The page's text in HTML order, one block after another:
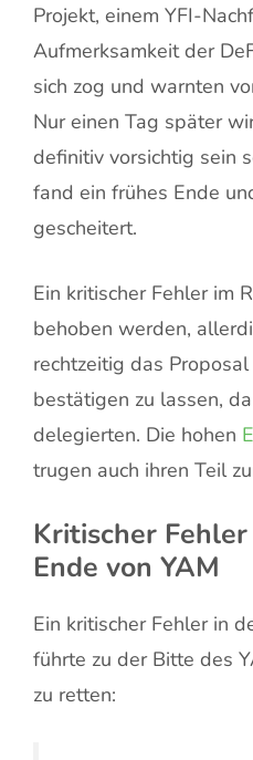
Projekt, einem YFI-
Aufmerksamkeit der
sich zog und warnten
Nur einen Tag später
definitiv vorsichtig sein
fand ein frühes Ende
gescheitert.
Ein kritischer Fehler im
behoben werden,
rechtzeitig das
bestätigen zu lassen,
delegierten. Die hohen
trugen auch ihren Teil
Kritischer
Ende von YAM
Ein kritischer Fehler in
führte zu der Bitte des
zu retten: